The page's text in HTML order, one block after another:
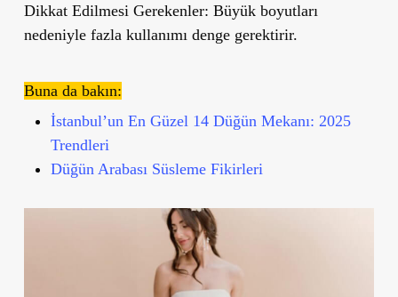
Dikkat Edilmesi Gerekenler: Büyük boyutları
nedeniyle fazla kullanımı denge gerektirir.
Buna da bakın:
İstanbul’un En Güzel 14 Düğün Mekanı: 2025
Trendleri
Düğün Arabası Süsleme Fikirleri